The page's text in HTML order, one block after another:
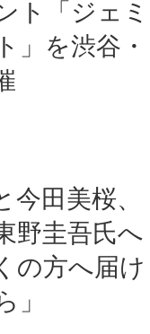
ト「ジェミ
」を渋谷・
今田美桜、
野圭吾氏へ
の方へ届け
」